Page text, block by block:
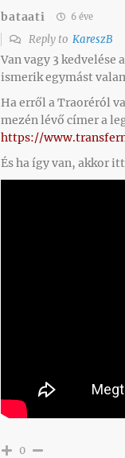
bataati 6 éve
Reply toKareszB
Van vagy 3
ismerik egymást
Ha erről a Traoréról
mezén lévő címer a
https://
És ha így van, akkor
0